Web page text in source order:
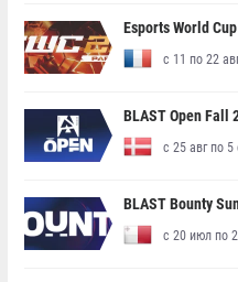
Esports World
с 11 по 22
BLAST Open Fall
с 25 авг по 5
BLAST Bounty
с 20 июл по